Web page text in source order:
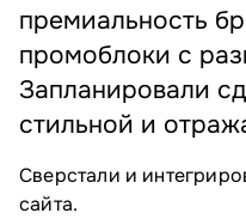
премиальность
промоблоки с
Запланировали
стильной и
Сверстали и
сайта.